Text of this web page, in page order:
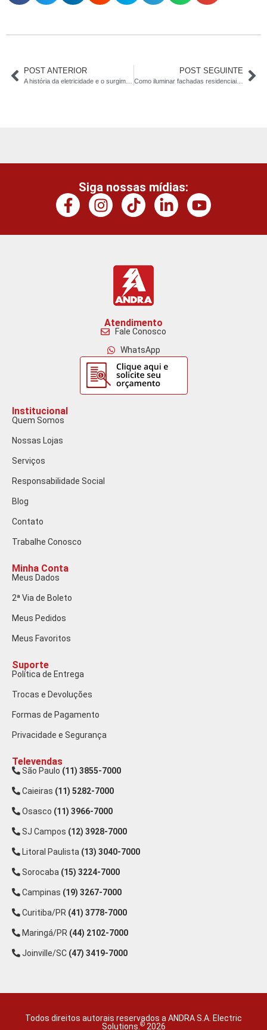
POST ANTERIOR POST SEGUINTE
Como iluminar fachadas residenciais corretamente?
Siga nossas mídias:
Atendimento
Fale Conosco
WhatsApp
Institucional
Quem Somos
Nossas Lojas
Serviços
Responsabilidade Social
Blog
Contato
Trabalhe Conosco
Minha Conta
Meus Dados
2ª Via de Boleto
Meus Pedidos
Meus Favoritos
Suporte
Política de Entrega
Trocas e Devoluções
Formas de Pagamento
Privacidade e Segurança
Televendas
São Paulo (11) 3855-7000
Caieiras (11) 5282-7000
Osasco (11) 3966-7000
SJ Campos (12) 3928-7000
Litoral Paulista (13) 3040-7000
Sorocaba (15) 3224-7000
Campinas (19) 3267-7000
Curitiba/PR (41) 3778-7000
Maringá/PR (44) 2102-7000
Joinville/SC (47) 3419-7000
Todos direitos autorais reservados a ANDRA S.A. Electric
Solutions. ©2026